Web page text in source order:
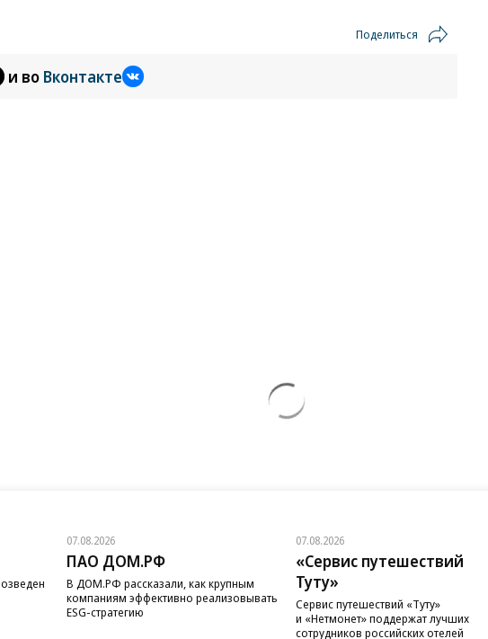
Поделиться
и во Вконтакте
07.08.2026
ПАО ДОМ.РФ
В ДОМ.РФ рассказали, как крупным
компаниям эффективно реализовывать
ESG-стратегию
07.08.2026
«Сервис путешествий
Туту»
Сервис путешествий «Туту»
и «Нетмонет» поддержат лучших
сотрудников российских отелей